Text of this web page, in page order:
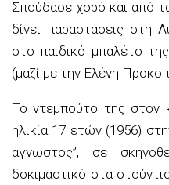
Σπούδασε χορό και από
δίνει παραστάσεις στη
στο παιδικό μπαλέτο
(μαζί με την Ελένη
Το ντεμπούτο της στον
ηλικία 17 ετών (1956)
άγνωστος”, σε
δοκιμαστικό στα